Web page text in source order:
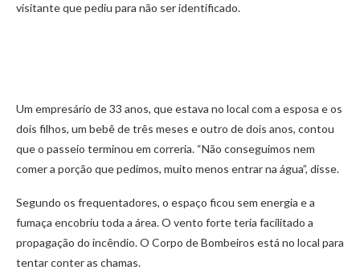
visitante que pediu para não ser identificado.
Um empresário de 33 anos, que estava no local com a esposa e os
dois filhos, um bebê de três meses e outro de dois anos, contou
que o passeio terminou em correria. “Não conseguimos nem
comer a porção que pedimos, muito menos entrar na água”, disse.
Segundo os frequentadores, o espaço ficou sem energia e a
fumaça encobriu toda a área. O vento forte teria facilitado a
propagação do incêndio. O Corpo de Bombeiros está no local para
tentar conter as chamas.